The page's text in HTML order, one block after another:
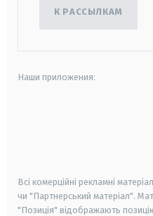
К РАССЫЛКАМ
Наши приложения:
Всі комерційні рекламні
чи "Партнерський матеріал".
"Позиція" відображають